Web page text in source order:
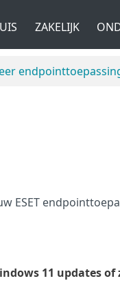
ZAKELIJK
ESET
11 updates